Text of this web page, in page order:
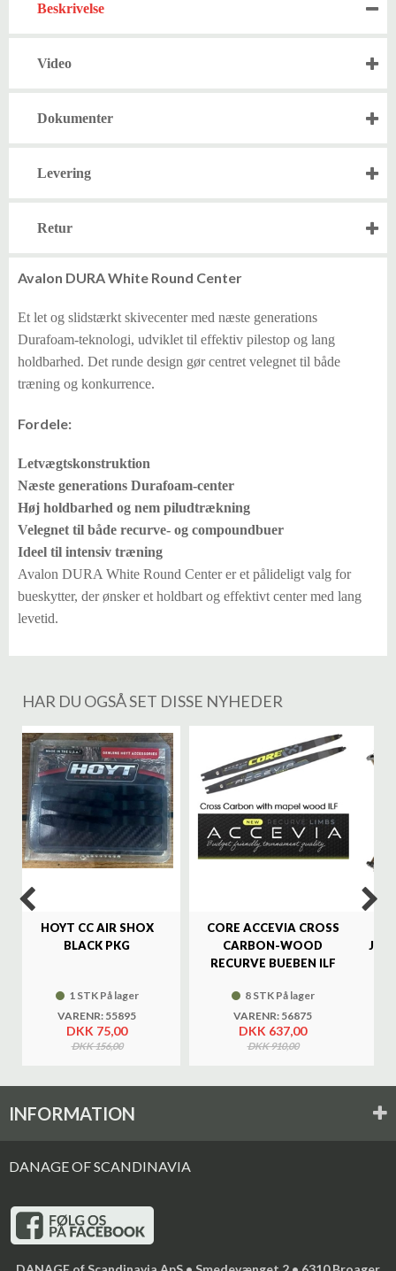
Beskrivelse
Video
Dokumenter
Levering
Retur
Avalon DURA White Round Center
Et let og slidstærkt skivecenter med næste generations
Durafoam-teknologi, udviklet til effektiv pilestop og lang
holdbarhed. Det runde design gør centret velegnet til både
træning og konkurrence.
Fordele:
Letvægtskonstruktion
Næste generations Durafoam-center
Høj holdbarhed og nem piludtrækning
Velegnet til både recurve- og compoundbuer
Ideel til intensiv træning
Avalon DURA White Round Center er et pålideligt valg for
bueskytter, der ønsker et holdbart og effektivt center med lang
levetid.
HAR DU OGSÅ SET DISSE NYHEDER
HOYT CC AIR SHOX
BLACK PKG
1 STK På lager
VARENR: 55895
DKK 75,00
DKK 156,00
CORE ACCEVIA CROSS
CARBON-WOOD
RECURVE BUEBEN ILF
8 STK På lager
VARENR: 56875
DKK 637,00
DKK 910,00
INFORMATION
DANAGE OF SCANDINAVIA